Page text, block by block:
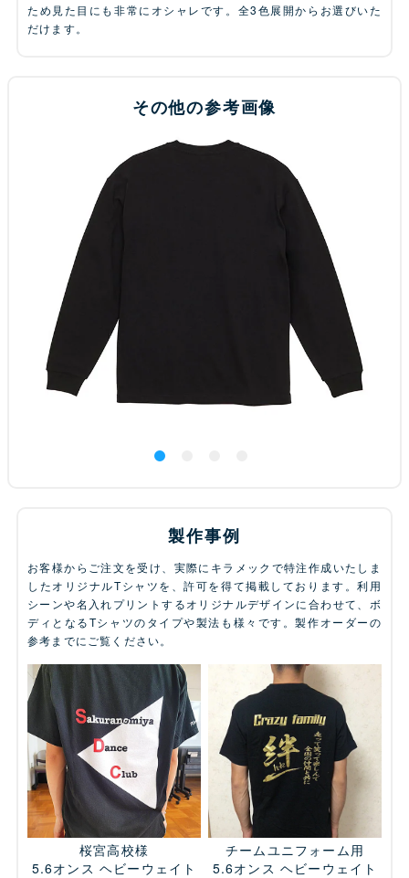
ため見た目にも非常にオシャレです。全3色展開からお選びいた
だけます。
その他の参考画像
製作事例
お客様からご注文を受け、実際にキラメックで特注作成いたしま
したオリジナルTシャツを、許可を得て掲載しております。利用
シーンや名入れプリントするオリジナルデザインに合わせて、ボ
ディとなるTシャツのタイプや製法も様々です。製作オーダーの
参考までにご覧ください。
桜宮高校様
5.6オンス ヘビーウェイト
チームユニフォーム用
5.6オンス ヘビーウェイト